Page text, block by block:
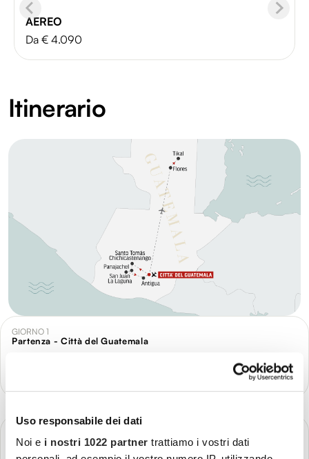
Uso responsabile dei dati
Noi e i nostri 1022 partner trattiamo i vostri dati
AEREO
Da € 4.090
Itinerario
GIORNO 1
Partenza - Città del Guatemala
Città del Guatemala - Chichicastenango - Lago Atitlán